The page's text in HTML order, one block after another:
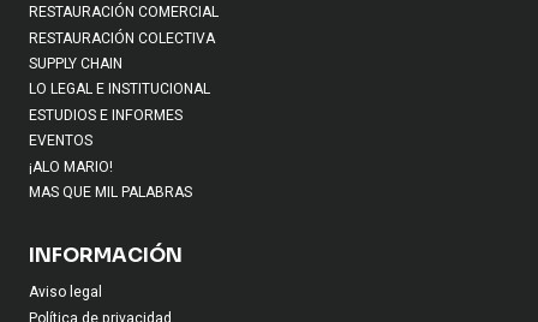
RESTAURACIÓN COMERCIAL
RESTAURACIÓN COLECTIVA
SUPPLY CHAIN
LO LEGAL E INSTITUCIONAL
ESTUDIOS E INFORMES
EVENTOS
¡ALO MARIO!
MAS QUE MIL PALABRAS
INFORMACIÓN
Aviso legal